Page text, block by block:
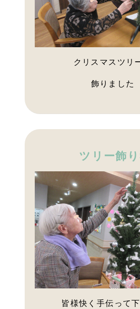
クリスマスツリ
飾りました
ツリー飾
皆様快く手伝って下